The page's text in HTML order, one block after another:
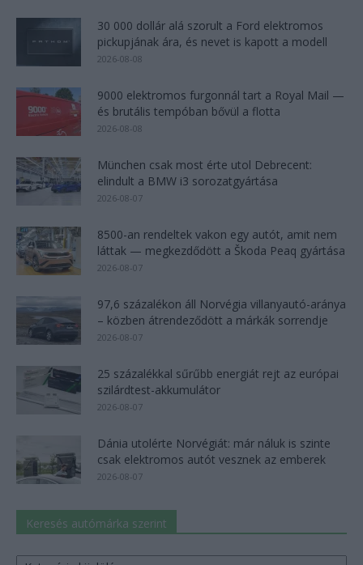
30 000 dollár alá szorult a Ford elektromos
pickupjának ára, és nevet is kapott a modell
2026-08-08
9000 elektromos furgonnál tart a Royal Mail —
és brutális tempóban bővül a flotta
2026-08-08
München csak most érte utol Debrecent:
elindult a BMW i3 sorozatgyártása
2026-08-07
8500-an rendeltek vakon egy autót, amit nem
láttak — megkezdődött a Škoda Peaq gyártása
2026-08-07
97,6 százalékon áll Norvégia villanyautó-aránya
– közben átrendeződött a márkák sorrendje
2026-08-07
25 százalékkal sűrűbb energiát rejt az európai
szilárdtest-akkumulátor
2026-08-07
Dánia utolérte Norvégiát: már náluk is szinte
csak elektromos autót vesznek az emberek
2026-08-07
Keresés autómárka szerint
Keresés